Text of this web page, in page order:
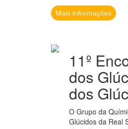
Mais informações
11º
dos
dos
O Grupo da
Glúcidos da Real